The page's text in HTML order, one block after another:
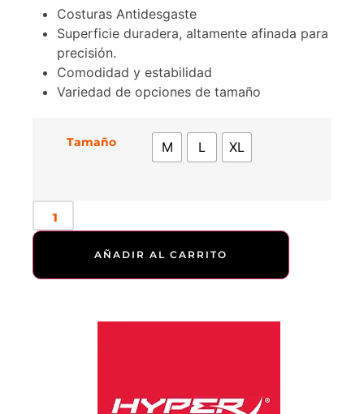
Costuras Antidesgaste
Superficie duradera, altamente afinada para
precisión.
Comodidad y estabilidad
Variedad de opciones de tamaño
Tamaño M L XL
AÑADIR AL CARRITO